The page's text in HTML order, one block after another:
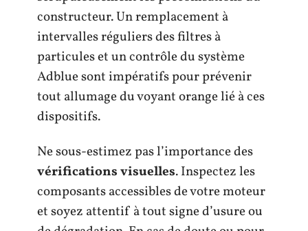
constructeur. Un remplacement à
intervalles réguliers des filtres à
particules et un contrôle du système
Adblue sont impératifs pour prévenir
tout allumage du voyant orange lié à ces
dispositifs.
Ne sous-estimez pas l’importance des
vérifications visuelles. Inspectez les
composants accessibles de votre moteur
et soyez attentif à tout signe d’usure ou